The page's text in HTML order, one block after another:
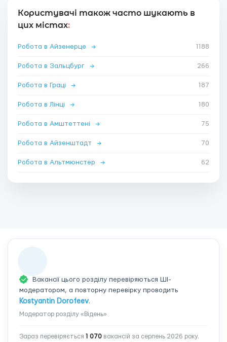
Користувачі також часто шукають в
цих містах:
Робота в Айзенерце → 1188
Робота в Зальцбург → 266
Робота в Граці → 187
Робота в Лінці → 180
Робота в Амштеттені → 75
Робота в Айзенштадт → 70
Робота в Альтмюнстер → 62
Вакансії цього розділу перевіряються ШІ-
модератором, а повторну перевірку проводить
Kostyantin Dorofeev.
Модератор розділу «Відень»
Зараз перевіряється 1 070 вакансій за серпень 2026 року.